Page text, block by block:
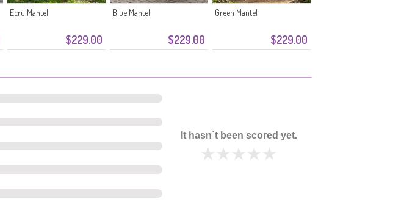
$229.00
Ecru Mantel
$229.00
Blue Mantel
$229.00
Green Mantel
It hasn`t been scored yet.